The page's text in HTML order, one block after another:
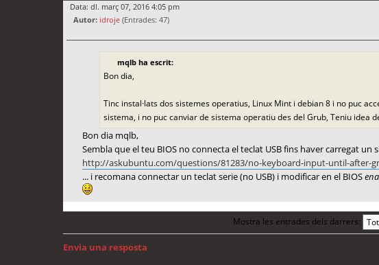
Data: dl. març 07, 2016 4:05 pm
Autor: idroje (Entrades: 47)
mqlb ha escrit:
Bon dia,
Tinc instal·lats dos sistemes operatius, Linux Mint i debian 8 i no puc
sistema, i no puc canviar de sistema operatiu des del Grub, Teniu idea
Bon dia mqlb,
Sembla que el teu BIOS no connecta el teclat USB fins haver carregat
http://askubuntu.com/questions/81283/no-keyboard-input-until-after-
... i recomana connectar un teclat serie (no USB) i modificar en el BIOS
Mostra les entrades dels darrers:
Envia una resposta